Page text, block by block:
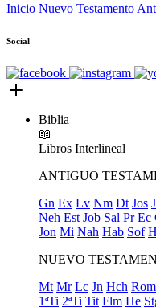
Inicio Nuevo Testamento
Social
Biblia
📖
Libros Interlineal
ANTIGUO
Gn Ex Lv Nm Dt Jos
Neh Est Job Sal Pr Ec
Jon Mi Nah Hab Sof
NUEVO
Mt Mr Lc Jn Hch Rom
1ªTi 2ªTi Tit Flm He